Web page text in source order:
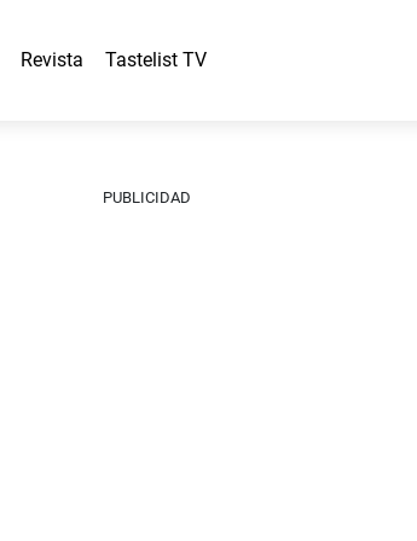
Revista Tastelist TV
PUBLICIDAD